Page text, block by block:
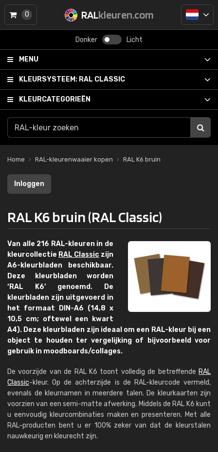
RALkleuren.com
Donker Licht
MENU
KLEURSYSTEEM: RAL CLASSIC
KLEURCATEGORIEËN
0
Home RAL-kleurenwaaier kopen RAL K6 bruin
Inloggen
RAL K6 bruin (RAL Classic)
Van alle 216 RAL-kleuren in de
kleurcollectie RAL Classic zijn
A6-kleurbladen beschikbaar.
Deze kleurbladen worden
‘RAL K6’ genoemd. De
kleurbladen zijn uitgevoerd in
het formaat DIN-A6 (14,8 x
10,5 cm; oftewel een kwart
A4). Deze kleurbladen zijn ideaal om een RAL-kleur bij een
object te houden ter vergelijking of bijvoorbeeld voor
gebruik in moodboards/collages.
De voorzijde van de RAL K6 toont volledig de betreffende RAL
Classic-kleur. Op de achterzijde is de RAL-kleurcode vermeld,
evenals de kleurnamen in meerdere talen. De kleurkaarten zijn
voorzien van een semi-matte afwerking. Middels de RAL K6 kunt
u eenvoudig kleurcombinaties maken en presenteren. Met alle
RAL-producten bent u er 100% zeker van dat de kleurstalen
nauwkeurig en kleurecht zijn.